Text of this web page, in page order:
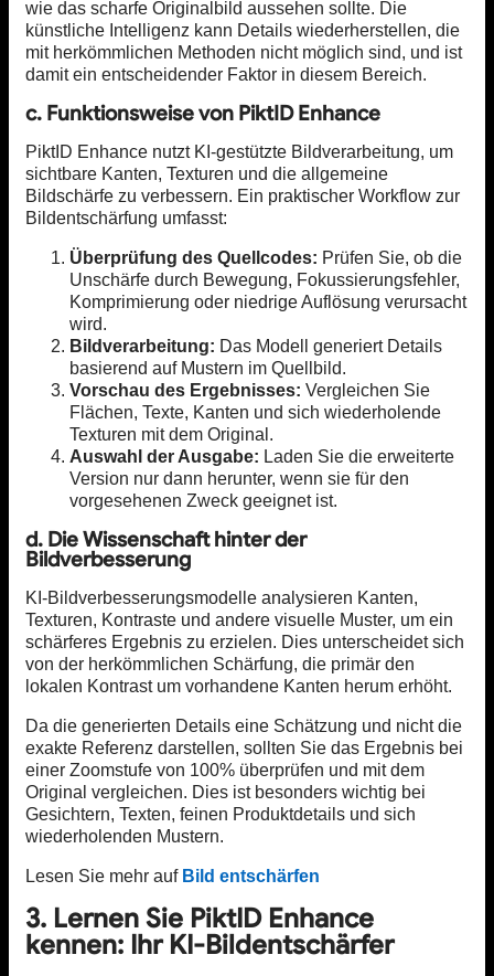
wie das scharfe Originalbild aussehen sollte. Die
künstliche Intelligenz kann Details wiederherstellen, die
mit herkömmlichen Methoden nicht möglich sind, und ist
damit ein entscheidender Faktor in diesem Bereich.
c. Funktionsweise von PiktID Enhance
PiktID Enhance nutzt KI-gestützte Bildverarbeitung, um
sichtbare Kanten, Texturen und die allgemeine
Bildschärfe zu verbessern. Ein praktischer Workflow zur
Bildentschärfung umfasst:
Überprüfung des Quellcodes: Prüfen Sie, ob die
Unschärfe durch Bewegung, Fokussierungsfehler,
Komprimierung oder niedrige Auflösung verursacht
wird.
Bildverarbeitung: Das Modell generiert Details
basierend auf Mustern im Quellbild.
Vorschau des Ergebnisses: Vergleichen Sie
Flächen, Texte, Kanten und sich wiederholende
Texturen mit dem Original.
Auswahl der Ausgabe: Laden Sie die erweiterte
Version nur dann herunter, wenn sie für den
vorgesehenen Zweck geeignet ist.
d. Die Wissenschaft hinter der
Bildverbesserung
KI-Bildverbesserungsmodelle analysieren Kanten,
Texturen, Kontraste und andere visuelle Muster, um ein
schärferes Ergebnis zu erzielen. Dies unterscheidet sich
von der herkömmlichen Schärfung, die primär den
lokalen Kontrast um vorhandene Kanten herum erhöht.
Da die generierten Details eine Schätzung und nicht die
exakte Referenz darstellen, sollten Sie das Ergebnis bei
einer Zoomstufe von 100% überprüfen und mit dem
Original vergleichen. Dies ist besonders wichtig bei
Gesichtern, Texten, feinen Produktdetails und sich
wiederholenden Mustern.
Lesen Sie mehr auf Bild entschärfen
3. Lernen Sie PiktID Enhance
kennen: Ihr KI-Bildentschärfer